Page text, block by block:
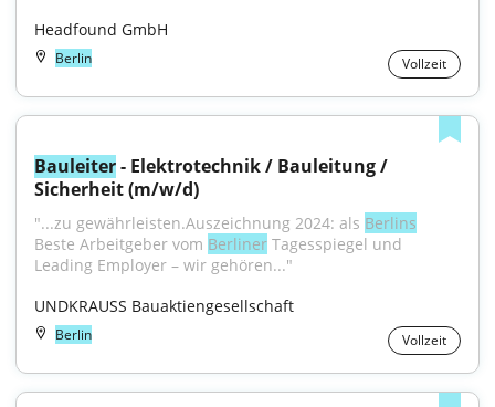
Headfound GmbH
Berlin Vollzeit
Bauleiter - Elektrotechnik / Bauleitung /
Sicherheit (m/w/d)
"...zu gewährleisten.Auszeichnung 2024: als Berlins
Beste Arbeitgeber vom Berliner Tagesspiegel und
Leading Employer – wir gehören..."
UNDKRAUSS Bauaktiengesellschaft
Berlin Vollzeit